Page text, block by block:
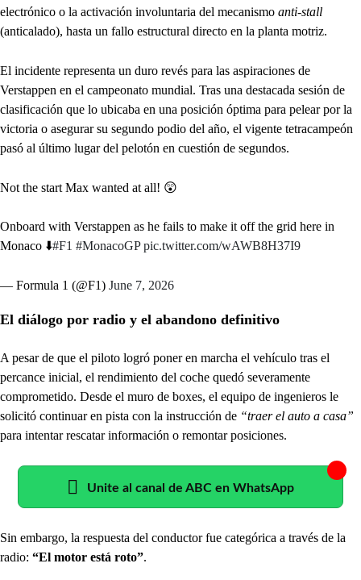
electrónico o la activación involuntaria del mecanismo anti-stall
(anticalado), hasta un fallo estructural directo en la planta motriz.
El incidente representa un duro revés para las aspiraciones de
Verstappen en el campeonato mundial. Tras una destacada sesión de
clasificación que lo ubicaba en una posición óptima para pelear por la
victoria o asegurar su segundo podio del año, el vigente tetracampeón
pasó al último lugar del pelotón en cuestión de segundos.
Not the start Max wanted at all! 😲
Onboard with Verstappen as he fails to make it off the grid here in
Monaco ⬇️#F1 #MonacoGP pic.twitter.com/wAWB8H37I9
— Formula 1 (@F1) June 7, 2026
El diálogo por radio y el abandono definitivo
A pesar de que el piloto logró poner en marcha el vehículo tras el
percance inicial, el rendimiento del coche quedó severamente
comprometido. Desde el muro de boxes, el equipo de ingenieros le
solicitó continuar en pista con la instrucción de “traer el auto a casa”
para intentar rescatar información o remontar posiciones.
Unite al canal de ABC en WhatsApp
Sin embargo, la respuesta del conductor fue categórica a través de la
radio: “El motor está roto”.